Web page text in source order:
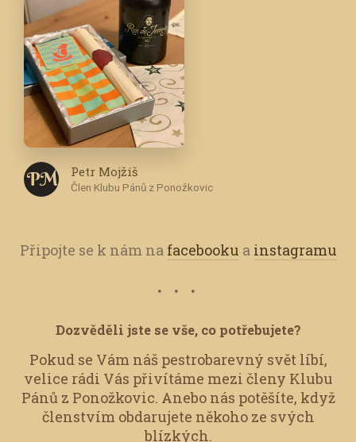
P M Petr Mojžíš
Člen Klubu Pánů z Ponožkovic
Připojte se k nám na facebooku a instagramu
Dozvěděli jste se vše, co potřebujete?
Pokud se Vám náš pestrobarevný svět líbí,
velice rádi Vás přivítáme mezi členy Klubu
Pánů z Ponožkovic. Anebo nás potěšíte, když
členstvím obdarujete někoho ze svých
blízkých.